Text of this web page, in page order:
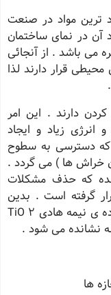
ترین مواد در صنعت
آن در نمای ساختمان
می باشد . از آنجائی
قرار دارند لذا
دارند . این امر
زیاد و ایجاد
دسترسی به سطوح
خراش ها ) می گردد .
كه حذف مشكلات
گرفته است . بدین
منظور یك لایه نازك در ابعاد نانومتر از ماده ی نیمه هادی 2 TiO
نشانده می شود .
ها